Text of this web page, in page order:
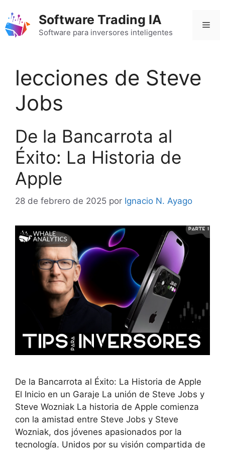
contenido
Software Trading IA
Software para inversores inteligentes
lecciones de Steve
Jobs
De la Bancarrota al
Éxito: La Historia de
Apple
28 de febrero de 2025 por Ignacio N. Ayago
De la Bancarrota al Éxito: La Historia de Apple
El Inicio en un Garaje La unión de Steve Jobs y
Steve Wozniak La historia de Apple comienza
con la amistad entre Steve Jobs y Steve
Wozniak, dos jóvenes apasionados por la
tecnología. Unidos por su visión compartida de